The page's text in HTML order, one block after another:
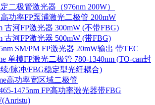
二极管激光器（976nm 200W）
高功率FP泵浦激光二极管 200mW
古河FP激光器 300mW (不带FBG)
古河FP激光器 500mW (带FBG)
SM/PM FP激光器 20mW输出 带TEC
单模FP激光二极管 780-1340nm (TO-can封
/脉冲/FBG稳定型光纤耦合)
高功率宽区域二极管
1475nm FP高功率激光器带FBG